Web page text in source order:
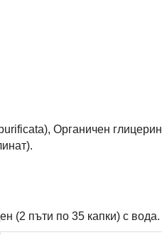
Органичен
(2 пъти по 35 капки) с вода.